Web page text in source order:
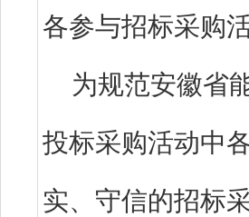
各参与招标采
为规范安徽省
投标采购活动中
实、守信的招标